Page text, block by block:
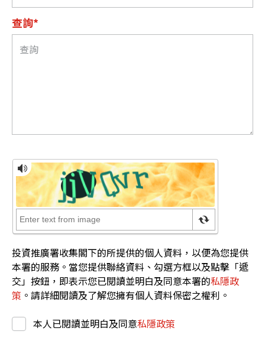
查詢*
投資推廣署收集閣下的所提供的個人資料，以便為您提供
本署的服務。當您提供聯絡資料、勾選方框以及點擊「遞
交」按鈕，即表示您已閱讀並明白及同意本署的私隱政
策 。請詳細閱讀及了解您擁有個人資料保密之權利。
本人已閱讀並明白及同意私隱政策